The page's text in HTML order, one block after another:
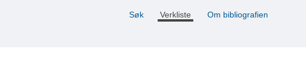
Søk Verkliste Om bibliografien